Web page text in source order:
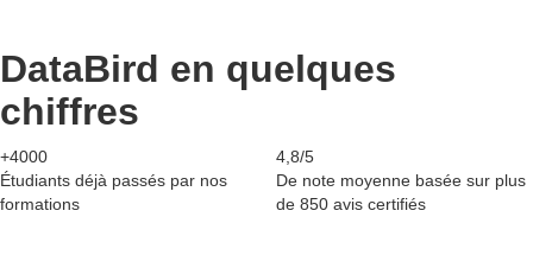
DataBird en quelques
chiffres
+4000
Étudiants déjà passés par nos
formations
4,8/5
De note moyenne basée sur plus
de 850 avis certifiés